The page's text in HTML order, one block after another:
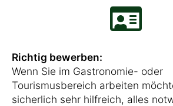
Richtig bewerben:
Wenn Sie im Gastronomie- oder
Tourismusbereich arbeiten
sicherlich sehr hilfreich, alles